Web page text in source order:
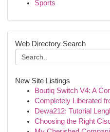
Sports
Web Directory Search
New Site Listings
Boutiq Switch V4: A
Completely Liberated
Dewa212: Tutorial
Choosing the Right